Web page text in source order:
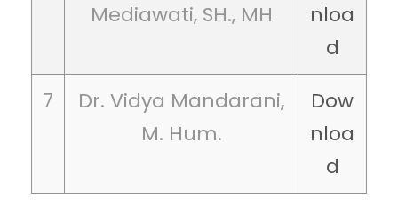
Mediawati, SH., MH
nloa
d
7
Dr. Vidya Mandarani,
M. Hum.
Dow
nloa
d